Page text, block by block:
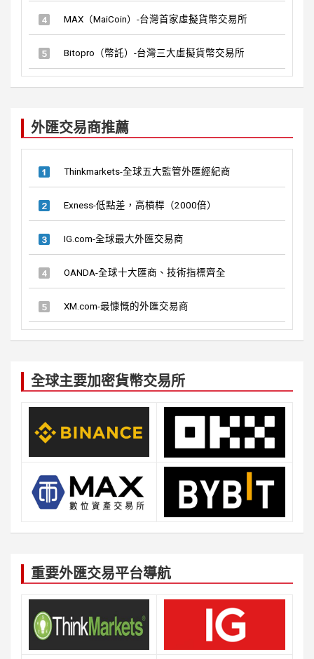
MAX（MaiCoin）-台灣首家虛擬貨幣交易所
Bitopro（幣託）-台灣三大虛擬貨幣交易所
外匯交易商推薦
Thinkmarkets-全球五大監管外匯經紀商
Exness-低點差，高槓桿（2000倍）
IG.com-全球最大外匯交易商
OANDA-全球十大匯商、技術指標齊全
XM.com-最慷慨的外匯交易商
全球主要加密貨幣交易所
重要外匯交易平台導航